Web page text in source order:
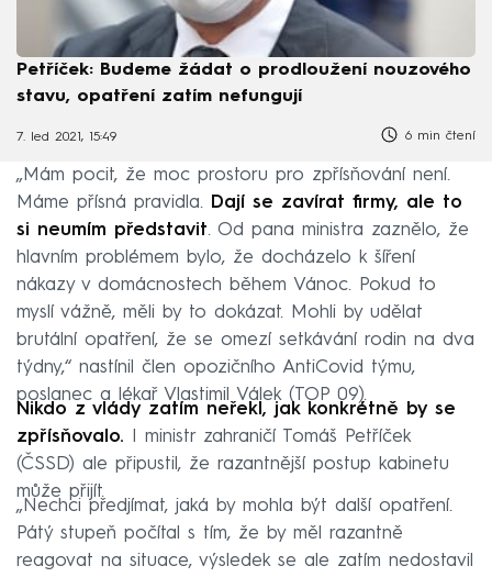
Petříček: Budeme žádat o prodloužení nouzového
stavu, opatření zatím nefungují
7. led 2021, 15:49 6 min čtení
„Mám pocit, že moc prostoru pro zpřísňování není.
Máme přísná pravidla. Dají se zavírat firmy, ale to
si neumím představit. Od pana ministra zaznělo, že
hlavním problémem bylo, že docházelo k šíření
nákazy v domácnostech během Vánoc. Pokud to
myslí vážně, měli by to dokázat. Mohli by udělat
brutální opatření, že se omezí setkávání rodin na dva
týdny,“ nastínil člen opozičního AntiCovid týmu,
poslanec a lékař Vlastimil Válek (TOP 09).
Nikdo z vlády zatím neřekl, jak konkrétně by se
zpřísňovalo. I ministr zahraničí Tomáš Petříček
(ČSSD) ale připustil, že razantnější postup kabinetu
může přijít.
„Nechci předjímat, jaká by mohla být další opatření.
Pátý stupeň počítal s tím, že by měl razantně
reagovat na situace, výsledek se ale zatím nedostavil